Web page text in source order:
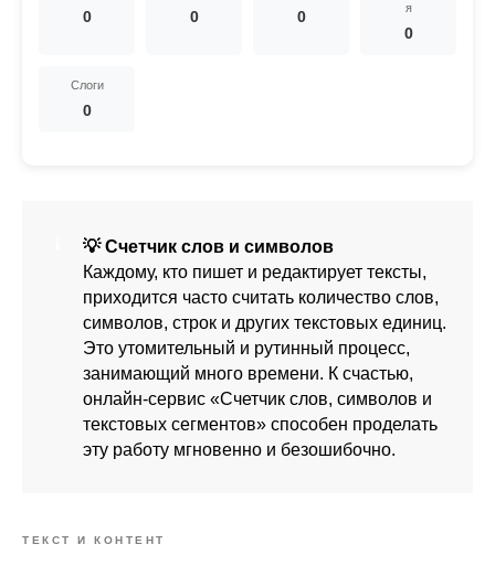
0 0 0
я
0
Слоги
0
💡 Счетчик слов и символов
Каждому, кто пишет и редактирует тексты,
приходится часто считать количество слов,
символов, строк и других текстовых единиц.
Это утомительный и рутинный процесс,
занимающий много времени. К счастью,
онлайн-сервис «Счетчик слов, символов и
текстовых сегментов» способен проделать
эту работу мгновенно и безошибочно.
ТЕКСТ И КОНТЕНТ